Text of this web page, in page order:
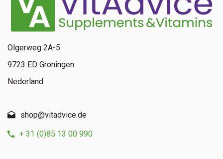
Olgerweg 2A-5
9723 ED Groningen
Nederland
shop@vitadvice.de
+ 31 (0)85 13 00 990